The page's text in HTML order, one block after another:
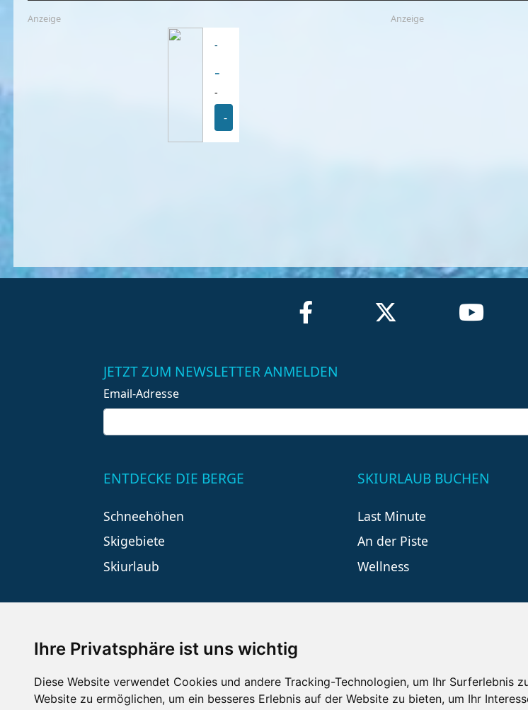
Ihre Privatsphäre ist uns wichtig
Diese Website verwendet Cookies und andere Tracking-Technologien, um Ihr Surferlebnis
Website zu ermöglichen, um ein besseres Erlebnis auf der Website zu bieten, um Ihr
Anzeige
-
-
-
-
Anzeige
JETZT ZUM NEWSLETTER ANMELDEN
Email-Adresse
ENTDECKE DIE BERGE
Schneehöhen
Skigebiete
Skiurlaub
SKIURLAUB BUCHEN
Last Minute
An der Piste
Wellness
Impressum Datenschutz Nutzungsbedingungen Kontakt